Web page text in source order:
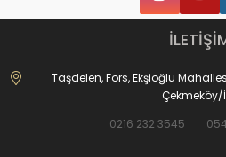
Taşdelen, Fors, Ekşioğlu
0216 232 3545